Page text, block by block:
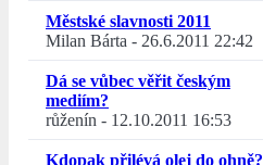
Městské slavnosti 2011
Milan Bárta - 26.6.2011 22:42
Dá se vůbec věřit českým
mediím?
růženín - 12.10.2011 16:53
Kdopak přilévá olej do ohně?